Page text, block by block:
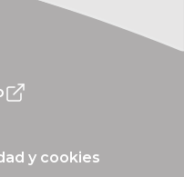
y cookies